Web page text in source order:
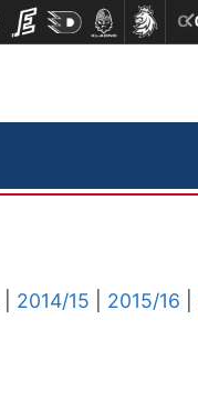
2014/15 2015/16